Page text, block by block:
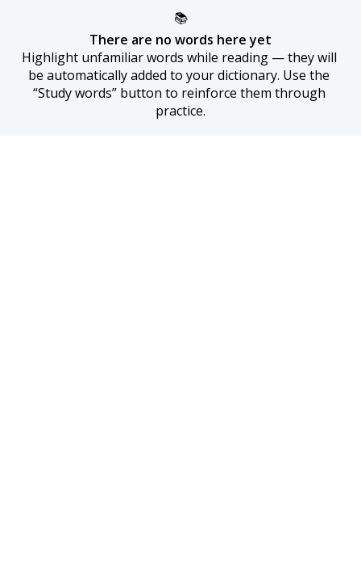
📚
There are no words here yet
Highlight unfamiliar words while reading — they will
be automatically added to your dictionary. Use the
“Study words” button to reinforce them through
practice.